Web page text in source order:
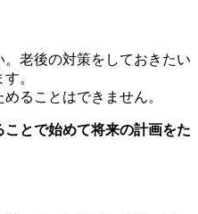
老後の対策をしておきたい
。
ることはできません。
とで始めて将来の計画をた